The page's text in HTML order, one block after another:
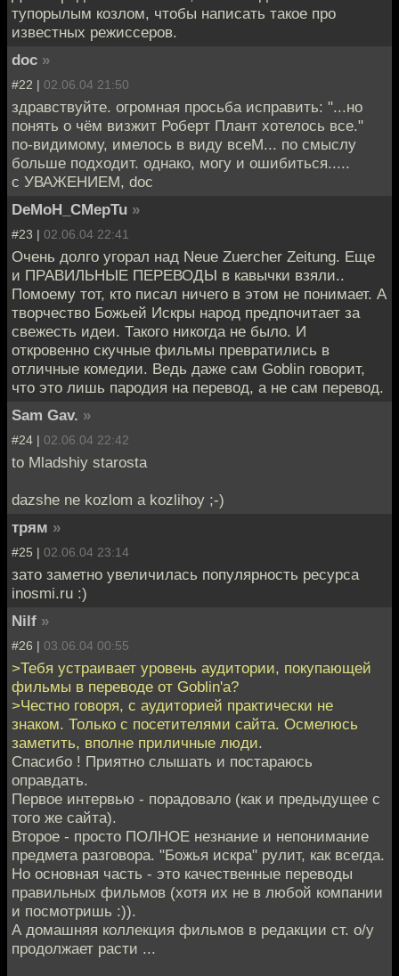
тупорылым козлом, чтобы написать такое про
известных режиссеров.
doc »
#22 | 02.06.04 21:50
здравствуйте. огромная просьба исправить: "...но
понять о чём визжит Роберт Плант хотелось все."
по-видимому, имелось в виду всеМ... по смыслу
больше подходит. однако, могу и ошибиться.....
с УВАЖЕНИЕМ, doc
DeMoH_CMepTu »
#23 | 02.06.04 22:41
Очень долго угорал над Neue Zuercher Zeitung. Еще
и ПРАВИЛЬНЫЕ ПЕРЕВОДЫ в кавычки взяли..
Помоему тот, кто писал ничего в этом не понимает. А
творчество Божьей Искры народ предпочитает за
свежесть идеи. Такого никогда не было. И
откровенно скучные фильмы превратились в
отличные комедии. Ведь даже сам Goblin говорит,
что это лишь пародия на перевод, а не сам перевод.
Sam Gav. »
#24 | 02.06.04 22:42
to Mladshiy starosta
dazshe ne kozlom a kozlihoy ;-)
трям »
#25 | 02.06.04 23:14
зато заметно увеличилась популярность ресурса
inosmi.ru :)
Nilf »
#26 | 03.06.04 00:55
>Тебя устраивает уровень аудитории, покупающей
фильмы в переводе от Goblin'а?
>Честно говоря, с аудиторией практически не
знаком. Только с посетителями сайта. Осмелюсь
заметить, вполне приличные люди.
Спасибо ! Приятно слышать и постараюсь
оправдать.
Первое интервью - порадовало (как и предыдущее с
того же сайта).
Второе - просто ПОЛНОЕ незнание и непонимание
предмета разговора. "Божья искра" рулит, как всегда.
Но основная часть - это качественные переводы
правильных фильмов (хотя их не в любой компании
и посмотришь :)).
А домашняя коллекция фильмов в редакции ст. о/у
продолжает расти ...